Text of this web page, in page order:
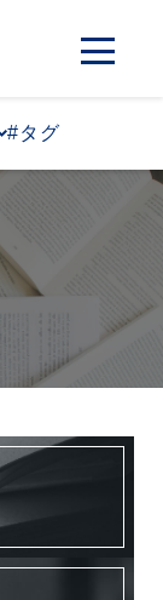
#タグ